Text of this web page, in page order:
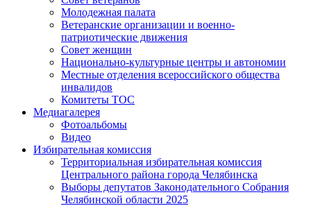
Молодежная палата
Ветеранские организации и военно-
патриотические движения
Совет женщин
Национально-культурные центры и автономии
Местные отделения всероссийского общества
инвалидов
Комитеты ТОС
Медиагалерея
Фотоальбомы
Видео
Избирательная комиссия
Территориальная избирательная комиссия
Центрального района города Челябинска
Выборы депутатов Законодательного Собрания
Челябинской области 2025